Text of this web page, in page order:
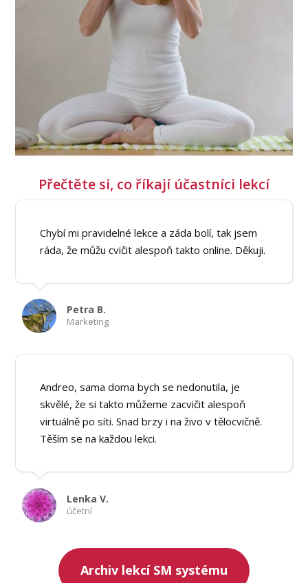
Přečtěte si, co říkají účastníci lekcí
Chybí mi pravidelné lekce a záda bolí, tak jsem
ráda, že můžu cvičit alespoň takto online. Děkuji.
Petra B.
Marketing
Andreo, sama doma bych se nedonutila, je
skvělé, že si takto můžeme zacvičit alespoň
virtuálně po síti. Snad brzy i na živo v tělocvičně.
Těším se na každou lekci.
Lenka V.
účetní
Archiv lekcí SM systému